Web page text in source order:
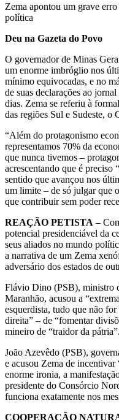
Zema apontou um grave erro
política
Deu na Gazeta do Povo
O governador de Minas
um enorme imbróglio nos
mínimo equivocadas, e no
de suas declarações ao
dias. Zema se referiu à
das regiões Sul e Sudeste, o
“Além do protagonismo
representamos 70% da
que nunca tivemos –
acrescentando que é preciso
sentido que avançou nos
um limite – de só julgar que
que contribuir sem poder
REAÇÃO PETISTA –
potencial presidenciável da
seus aliados no mundo
a narrativa de um Zema
adversário dos estados de
Flávio Dino (PSB), ministro
Maranhão, acusou a
esquerdista, tudo que não for
direita” – de “fomentar
mineiro de “traidor da pátria”.
João Azevêdo (PSB),
e acusou Zema de incentivar
enorme ironia, a
presidente do Consórcio
funciona exatamente nos
COOPERAÇÃO